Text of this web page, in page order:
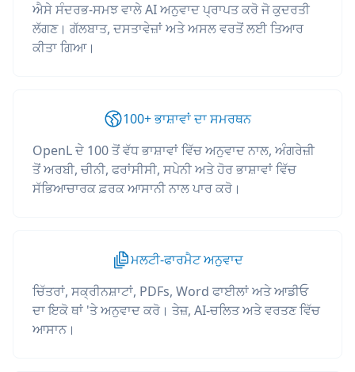
ਐਸੇ ਸੰਦਰਭ-ਸਮਝ ਵਾਲੇ AI ਅਨੁਵਾਦ ਪ੍ਰਾਪਤ ਕਰੋ ਜੋ ਕੁਦਰਤੀ
ਲੱਗਣ। ਗੱਲਬਾਤ, ਦਸਤਾਵੇਜ਼ਾਂ ਅਤੇ ਅਸਲ ਵਰਤੋਂ ਲਈ ਤਿਆਰ
ਕੀਤਾ ਗਿਆ।
100+ ਭਾਸ਼ਾਵਾਂ ਦਾ ਸਮਰਥਨ
OpenL ਦੇ 100 ਤੋਂ ਵੱਧ ਭਾਸ਼ਾਵਾਂ ਵਿੱਚ ਅਨੁਵਾਦ ਨਾਲ, ਅੰਗਰੇਜ਼ੀ
ਤੋਂ ਅਰਬੀ, ਚੀਨੀ, ਫਰਾਂਸੀਸੀ, ਸਪੇਨੀ ਅਤੇ ਹੋਰ ਭਾਸ਼ਾਵਾਂ ਵਿੱਚ
ਸੱਭਿਆਚਾਰਕ ਫ਼ਰਕ ਆਸਾਨੀ ਨਾਲ ਪਾਰ ਕਰੋ।
ਮਲਟੀ-ਫਾਰਮੈਟ ਅਨੁਵਾਦ
ਚਿੱਤਰਾਂ, ਸਕ੍ਰੀਨਸ਼ਾਟਾਂ, PDFs, Word ਫਾਈਲਾਂ ਅਤੇ ਆਡੀਓ
ਦਾ ਇਕੋ ਥਾਂ 'ਤੇ ਅਨੁਵਾਦ ਕਰੋ। ਤੇਜ਼, AI-ਚਲਿਤ ਅਤੇ ਵਰਤਣ ਵਿੱਚ
ਆਸਾਨ।